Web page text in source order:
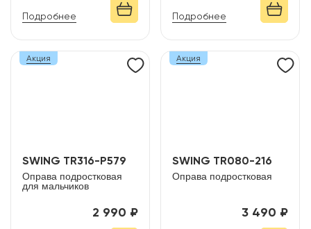
Подробнее Подробнее
SWING TR316-P579
Оправа подростковая
для мальчиков
2 990 ₽
Акция
SWING TR080-216
Оправа подростковая
3 490 ₽
Акция